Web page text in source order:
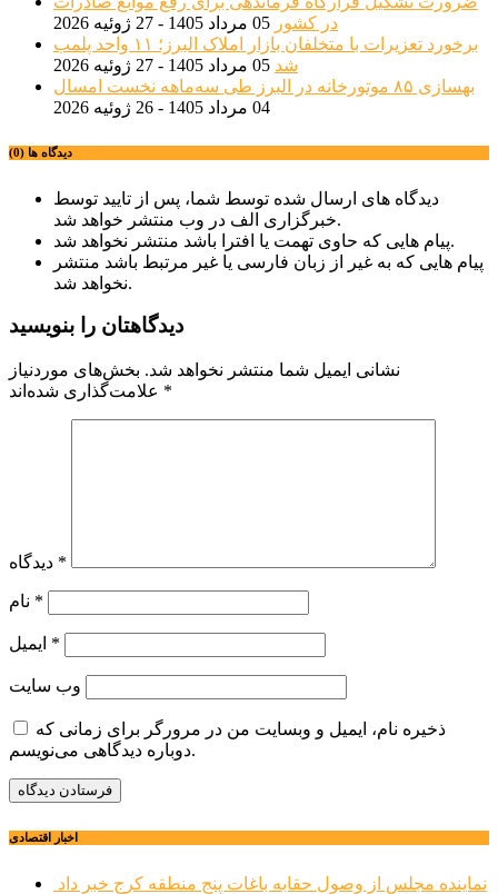
در کشور 05 مرداد 1405 - 27 ژوئیه 2026
برخورد تعزیرات با متخلفان بازار املاک البرز؛ ۱۱ واحد پلمب
شد 05 مرداد 1405 - 27 ژوئیه 2026
بهسازی ۸۵ موتورخانه در البرز طی سه‌ماهه نخست امسال
04 مرداد 1405 - 26 ژوئیه 2026
دیدگاه ها (0)
دیدگاه های ارسال شده توسط شما، پس از تایید توسط
خبرگزاری الف در وب منتشر خواهد شد.
پیام هایی که حاوی تهمت یا افترا باشد منتشر نخواهد شد.
پیام هایی که به غیر از زبان فارسی یا غیر مرتبط باشد منتشر
نخواهد شد.
دیدگاهتان را بنویسید
نشانی ایمیل شما منتشر نخواهد شد. بخش‌های موردنیاز
*
*
*
*
وب‌ سایت
ذخیره نام، ایمیل و وبسایت من در مرورگر برای زمانی که
دوباره دیدگاهی می‌نویسم.
اخبار اقتصادی
نماینده مجلس از وصول حقابه باغات پنج منطقه کرج خبر داد